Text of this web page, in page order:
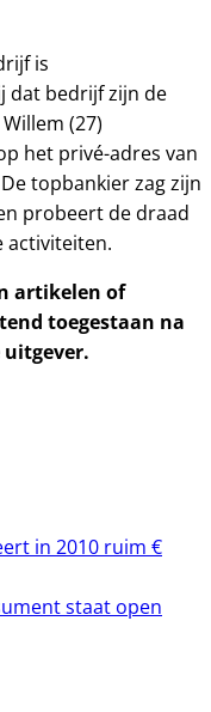
is
dat bedrijf zijn de
(27)
het privé-adres van
topbankier zag zijn
probeert de draad
activiteiten.
artikelen of
toegestaan na
in 2010 ruim €
staat open